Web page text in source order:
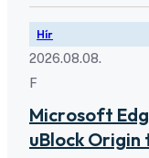
Hír
2026.08.08.
F
Microsoft
uBlock